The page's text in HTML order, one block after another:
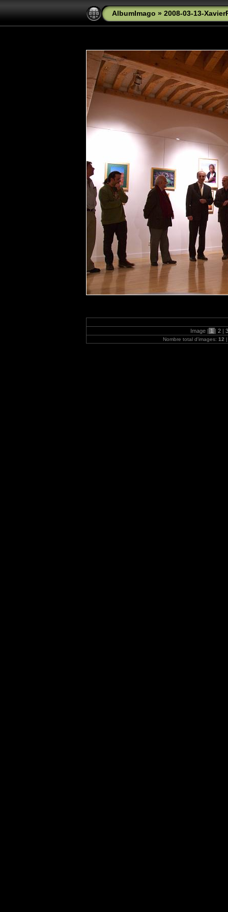
AlbumImago » 2008-03-13-
Image | 1 | 2 |
Nombre total d'images: 12